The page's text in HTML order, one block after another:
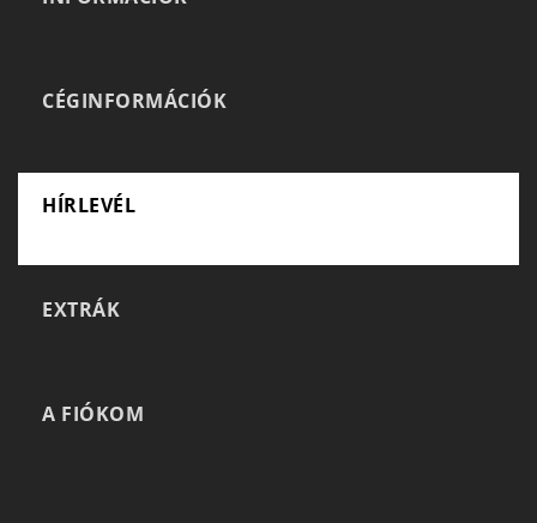
CÉGINFORMÁCIÓK
HÍRLEVÉL
EXTRÁK
A FIÓKOM